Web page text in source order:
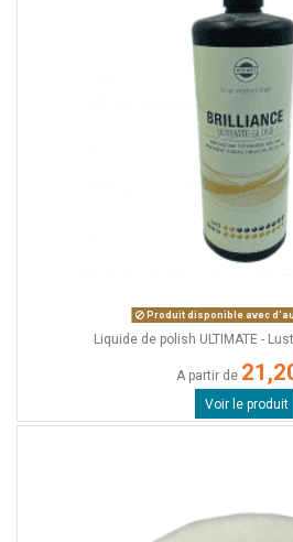
Produit disponible avec
Liquide de polish ULTIMATE -
A partir de
Voir le produit